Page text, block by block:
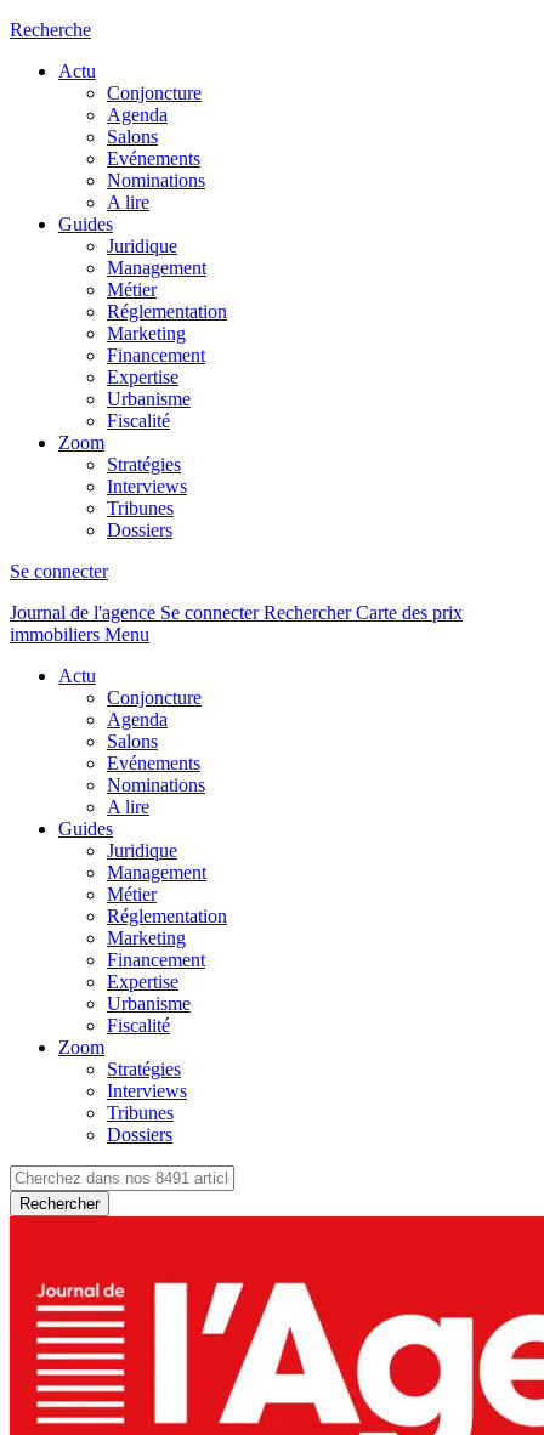
Recherche
Actu
Conjoncture
Agenda
Salons
Evénements
Nominations
A lire
Guides
Juridique
Management
Métier
Réglementation
Marketing
Financement
Expertise
Urbanisme
Fiscalité
Zoom
Stratégies
Interviews
Tribunes
Dossiers
Se connecter
Journal de l'agence Se connecterRechercher Carte des prix
immobiliers Menu
Actu
Conjoncture
Agenda
Salons
Evénements
Nominations
A lire
Guides
Juridique
Management
Métier
Réglementation
Marketing
Financement
Expertise
Urbanisme
Fiscalité
Zoom
Stratégies
Interviews
Tribunes
Dossiers
Rechercher